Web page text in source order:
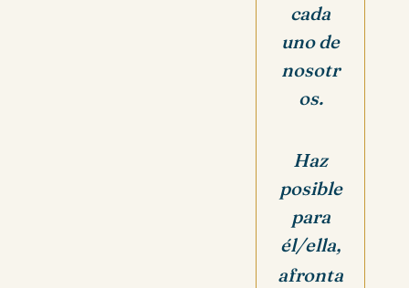
cada
uno de
nosotr
os.
Haz
posible
para
él/ella,
afronta